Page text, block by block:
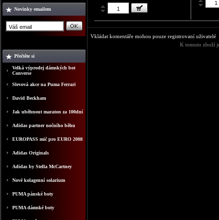
Novinky emailem
Přečtěte si
Velká výprodej dámských bot
Converse
Slevová akce na Puma Ferrari
David Beckham
Jak uběhnout maraton za 100dní
Adidas partner nočního běhu
EUROPASS mič pro EURO 2008
Adidas Originals
Adidas by Stella McCartney
Nové kolagenní solarium
PUMA pánské boty
PUMA dámské boty
Vkládat komentáře mohou pouze registrovaní uživatelé
K tomuto zboží